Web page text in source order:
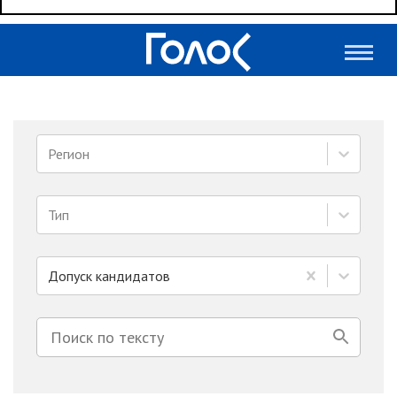
Регион
Тип
Допуск кандидатов